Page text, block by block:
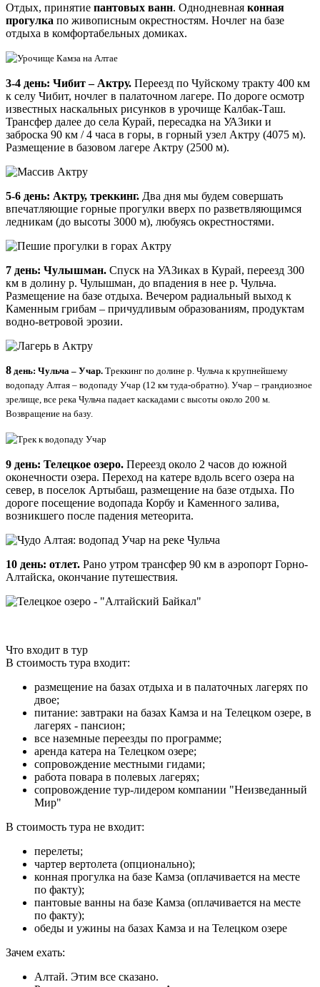
Отдых, принятие пантовых ванн. Однодневная конная
прогулка по живописным окрестностям. Ночлег на базе
отдыха в комфортабельных домиках.
3-4 день: Чибит – Актру. Переезд по Чуйскому тракту 400 км
к селу Чибит, ночлег в палаточном лагере. По дороге осмотр
известных наскальных рисунков в урочище Калбак-Таш.
Трансфер далее до села Курай, пересадка на УАЗики и
заброска 90 км / 4 часа в горы, в горный узел Актру (4075 м).
Размещение в базовом лагере Актру (2500 м).
5-6 день: Актру, треккинг. Два дня мы будем совершать
впечатляющие горные прогулки вверх по разветвляющимся
ледникам (до высоты 3000 м), любуясь окрестностями.
7 день: Чулышман. Спуск на УАЗиках в Курай, переезд 300
км в долину р. Чулышман, до впадения в нее р. Чульча.
Размещение на базе отдыха. Вечером радиальный выход к
Каменным грибам – причудливым образованиям, продуктам
водно-ветровой эрозии.
8 день: Чульча – Учар. Треккинг по долине р. Чульча к крупнейшему
водопаду Алтая – водопаду Учар (12 км туда-обратно). Учар – грандиозное
зрелище, все река Чульча падает каскадами с высоты около 200 м.
Возвращение на базу.
9 день: Телецкое озеро. Переезд около 2 часов до южной
оконечности озера. Переход на катере вдоль всего озера на
север, в поселок Артыбаш, размещение на базе отдыха. По
дороге посещение водопада Корбу и Каменного залива,
возникшего после падения метеорита.
10 день: отлет. Рано утром трансфер 90 км в аэропорт Горно-
Алтайска, окончание путешествия.
Что входит в тур
В стоимость тура входит:
размещение на базах отдыха и в палаточных лагерях по
двое;
питание: завтраки на базах Камза и на Телецком озере, в
лагерях - пансион;
все наземные переезды по программе;
аренда катера на Телецком озере;
сопровождение местными гидами;
работа повара в полевых лагерях;
сопровождение тур-лидером компании "Неизведанный
Мир"
В стоимость тура не входит:
перелеты;
чартер вертолета (опционально);
конная прогулка на базе Камза (оплачивается на месте
по факту);
пантовые ванны на базе Камза (оплачивается на месте
по факту);
обеды и ужины на базах Камза и на Телецком озере
Зачем ехать:
Алтай. Этим все сказано.